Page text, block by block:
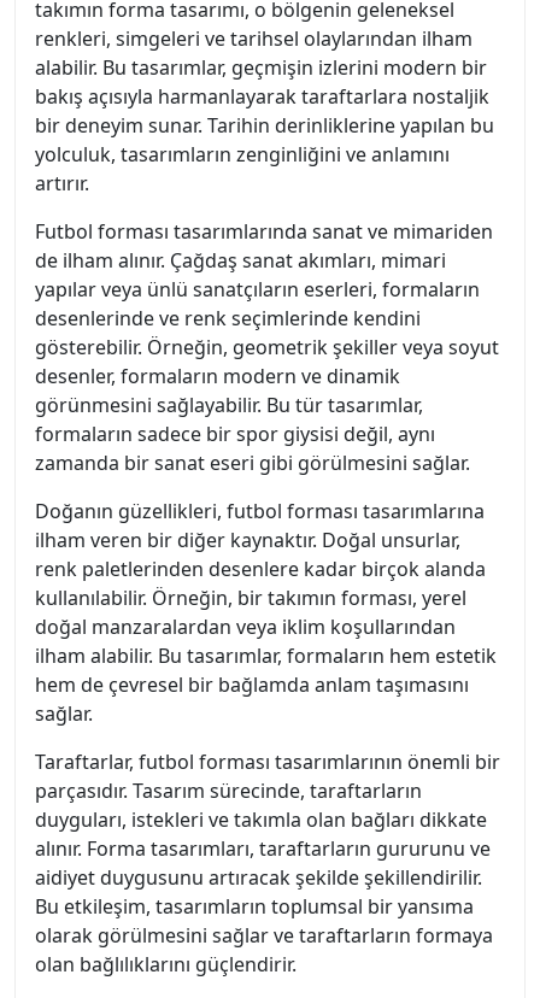
takımın forma tasarımı, o bölgenin geleneksel
renkleri, simgeleri ve tarihsel olaylarından ilham
alabilir. Bu tasarımlar, geçmişin izlerini modern bir
bakış açısıyla harmanlayarak taraftarlara nostaljik
bir deneyim sunar. Tarihin derinliklerine yapılan bu
yolculuk, tasarımların zenginliğini ve anlamını
artırır.
Futbol forması tasarımlarında sanat ve mimariden
de ilham alınır. Çağdaş sanat akımları, mimari
yapılar veya ünlü sanatçıların eserleri, formaların
desenlerinde ve renk seçimlerinde kendini
gösterebilir. Örneğin, geometrik şekiller veya soyut
desenler, formaların modern ve dinamik
görünmesini sağlayabilir. Bu tür tasarımlar,
formaların sadece bir spor giysisi değil, aynı
zamanda bir sanat eseri gibi görülmesini sağlar.
Doğanın güzellikleri, futbol forması tasarımlarına
ilham veren bir diğer kaynaktır. Doğal unsurlar,
renk paletlerinden desenlere kadar birçok alanda
kullanılabilir. Örneğin, bir takımın forması, yerel
doğal manzaralardan veya iklim koşullarından
ilham alabilir. Bu tasarımlar, formaların hem estetik
hem de çevresel bir bağlamda anlam taşımasını
sağlar.
Taraftarlar, futbol forması tasarımlarının önemli bir
parçasıdır. Tasarım sürecinde, taraftarların
duyguları, istekleri ve takımla olan bağları dikkate
alınır. Forma tasarımları, taraftarların gururunu ve
aidiyet duygusunu artıracak şekilde şekillendirilir.
Bu etkileşim, tasarımların toplumsal bir yansıma
olarak görülmesini sağlar ve taraftarların formaya
olan bağlılıklarını güçlendirir.